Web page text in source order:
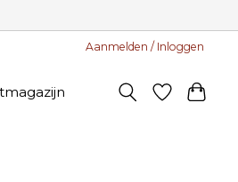
Aanmelden / Inloggen